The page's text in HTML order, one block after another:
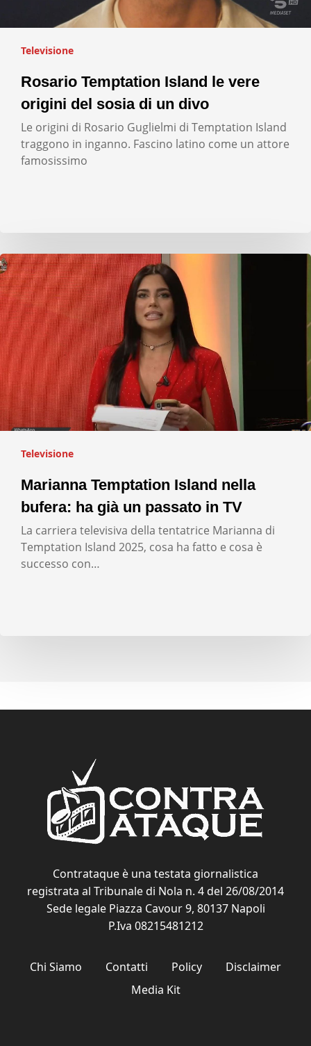
Televisione
Rosario Temptation Island le vere
origini del sosia di un divo
Le origini di Rosario Guglielmi di Temptation Island
traggono in inganno. Fascino latino come un attore
famosissimo
Televisione
Marianna Temptation Island nella
bufera: ha già un passato in TV
La carriera televisiva della tentatrice Marianna di
Temptation Island 2025, cosa ha fatto e cosa è
successo con…
Contrataque è una testata giornalistica
registrata al Tribunale di Nola n. 4 del 26/08/2014
Sede legale Piazza Cavour 9, 80137 Napoli
P.Iva 08215481212
Chi Siamo Contatti Policy
Disclaimer
Media Kit